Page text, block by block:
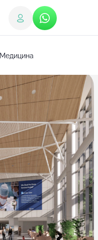
Медицина